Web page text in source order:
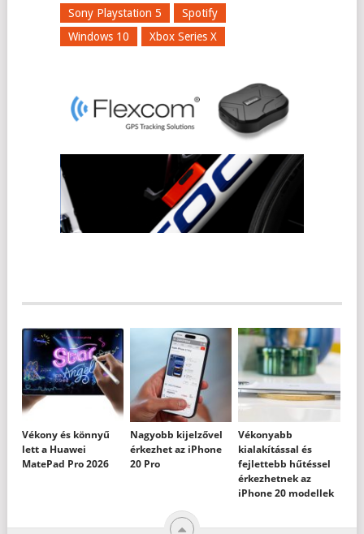
Sony Playstation 5
Spotify
Windows 10
Xbox Series X
Vékony és könnyű
lett a Huawei
MatePad Pro 2026
Nagyobb kijelzővel
érkezhet az iPhone
20 Pro
Vékonyabb
kialakítással és
fejlettebb hűtéssel
érkezhetnek az
iPhone 20 modellek